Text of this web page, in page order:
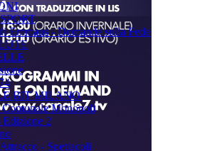
Emmaus - Domande sulla Fede
BIT MILANO
Monopoli
2
- Spettacoli